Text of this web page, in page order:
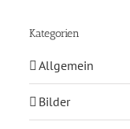
Kategorien
Allgemein
Bilder